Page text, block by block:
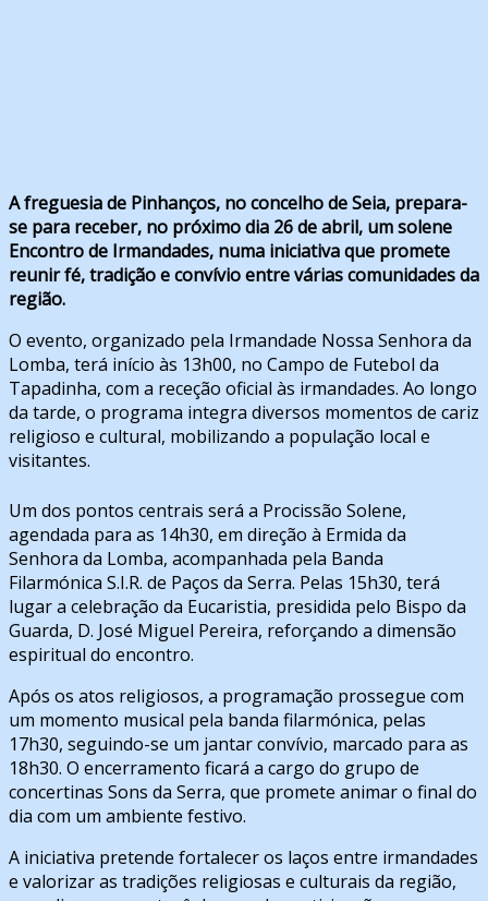
A freguesia de Pinhanços, no concelho de Seia, prepara-
se para receber, no próximo dia 26 de abril, um solene
Encontro de Irmandades, numa iniciativa que promete
reunir fé, tradição e convívio entre várias comunidades da
região.
O evento, organizado pela Irmandade Nossa Senhora da
Lomba, terá início às 13h00, no Campo de Futebol da
Tapadinha, com a receção oficial às irmandades. Ao longo
da tarde, o programa integra diversos momentos de cariz
religioso e cultural, mobilizando a população local e
visitantes.
Um dos pontos centrais será a Procissão Solene,
agendada para as 14h30, em direção à Ermida da
Senhora da Lomba, acompanhada pela Banda
Filarmónica S.I.R. de Paços da Serra. Pelas 15h30, terá
lugar a celebração da Eucaristia, presidida pelo Bispo da
Guarda, D. José Miguel Pereira, reforçando a dimensão
espiritual do encontro.
Após os atos religiosos, a programação prossegue com
um momento musical pela banda filarmónica, pelas
17h30, seguindo-se um jantar convívio, marcado para as
18h30. O encerramento ficará a cargo do grupo de
concertinas Sons da Serra, que promete animar o final do
dia com um ambiente festivo.
A iniciativa pretende fortalecer os laços entre irmandades
e valorizar as tradições religiosas e culturais da região,